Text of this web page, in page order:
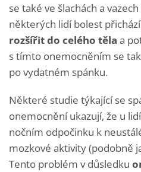
se také ve šlachách a
některých lidí bolest
rozšířit do celého těla a
s tímto onemocněním se
po vydatném spánku.
Některé studie týkající se
onemocnění ukazují, že u
nočním odpočinku k
mozkové aktivity (podobně
Tento problém v důsledku